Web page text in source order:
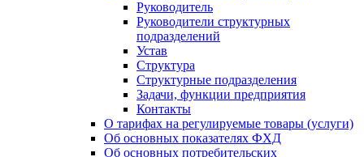
Руководитель
Руководители структурных
подразделений
Устав
Структура
Структурные подразделения
Задачи, функции предприятия
Контакты
О тарифах на регулируемые товары (услуги)
Об основных показателях ФХД
Об основных потребительских